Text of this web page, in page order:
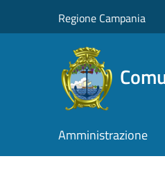
Regione Campania
Amministrazione